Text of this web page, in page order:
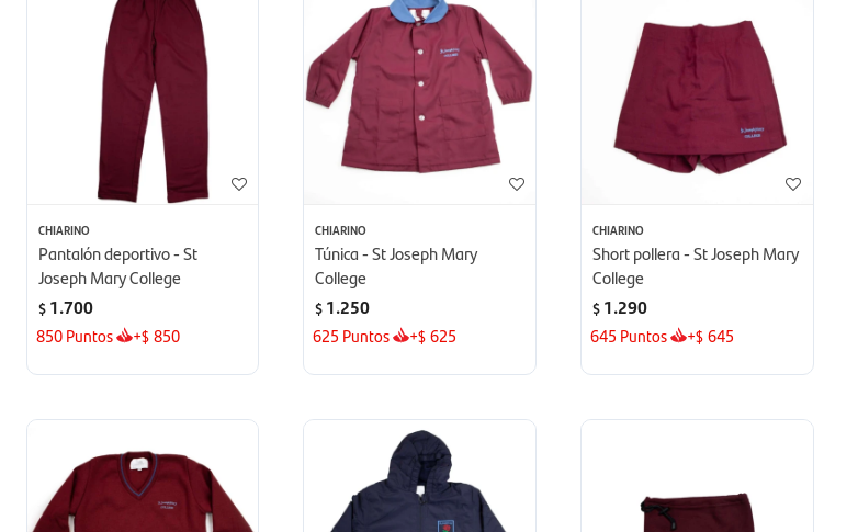
CHIARINO
Pantalón deportivo - St
Joseph Mary College
$ 1.700
850Puntos +$ 850
CHIARINO
Túnica - St Joseph Mary
College
$ 1.250
625 Puntos +$ 625
CHIARINO
Short pollera - St Joseph Mary
College
$ 1.290
645 Puntos +$ 645